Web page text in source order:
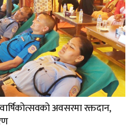
अवसरमा रक्तदान,